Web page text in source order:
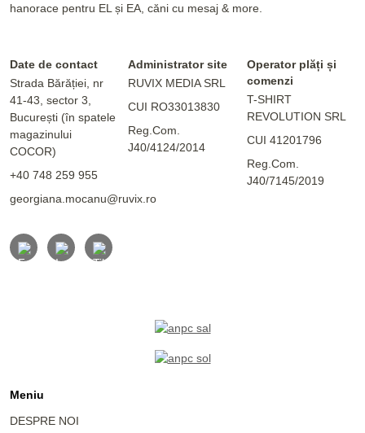
hanorace pentru EL și EA, căni cu mesaj & more.
Date de contact
Strada Bărăției, nr
41-43, sector 3,
București (în spatele
magazinului
COCOR)
+40 748 259 955
georgiana.mocanu@ruvix.ro
Administrator site
RUVIX MEDIA SRL
CUI RO33013830
Reg.Com.
J40/4124/2014
Operator plăți și
comenzi
T-SHIRT
REVOLUTION SRL
CUI 41201796
Reg.Com.
J40/7145/2019
Meniu
DESPRE NOI